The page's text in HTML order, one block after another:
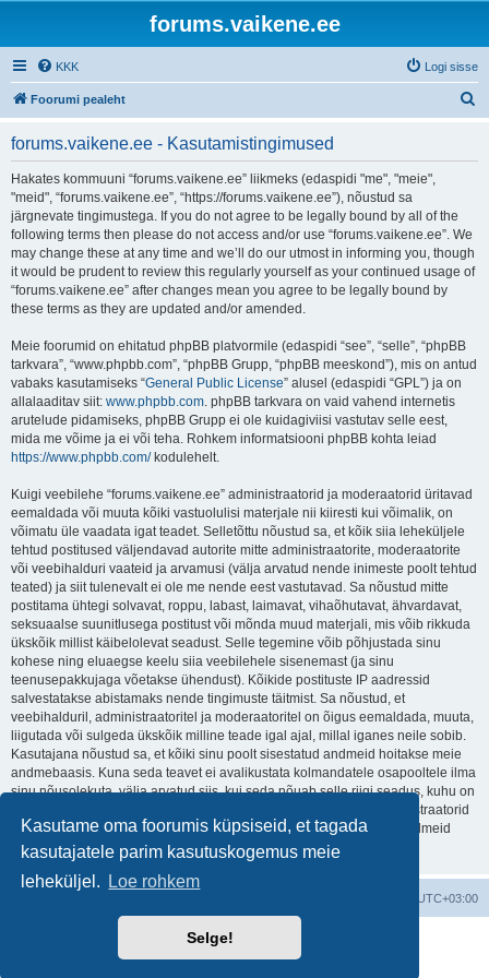
Kasutame oma foorumis küpsiseid, et tagada
kasutajatele parim kasutuskogemus meie
leheküljel.
Loe rohkem
Selge!
forums.vaikene.ee
KKK Logi sisse
Foorumi pealeht
forums.vaikene.ee - Kasutamistingimused
Hakates kommuuni “forums.vaikene.ee” liikmeks (edaspidi "me", "meie",
"meid", “forums.vaikene.ee”, “https://forums.vaikene.ee”), nõustud sa
järgnevate tingimustega. If you do not agree to be legally bound by all of the
following terms then please do not access and/or use “forums.vaikene.ee”. We
may change these at any time and we’ll do our utmost in informing you, though
it would be prudent to review this regularly yourself as your continued usage of
“forums.vaikene.ee” after changes mean you agree to be legally bound by
these terms as they are updated and/or amended.
Meie foorumid on ehitatud phpBB platvormile (edaspidi “see”, “selle”, “phpBB
tarkvara”, “www.phpbb.com”, “phpBB Grupp, “phpBB meeskond”), mis on antud
vabaks kasutamiseks “General Public License” alusel (edaspidi “GPL”) ja on
allalaaditav siit: www.phpbb.com. phpBB tarkvara on vaid vahend internetis
arutelude pidamiseks, phpBB Grupp ei ole kuidagiviisi vastutav selle eest,
mida me võime ja ei või teha. Rohkem informatsiooni phpBB kohta leiad
https://www.phpbb.com/kodulehelt.
Kuigi veebilehe “forums.vaikene.ee” administraatorid ja moderaatorid üritavad
eemaldada või muuta kõiki vastuolulisi materjale nii kiiresti kui võimalik, on
võimatu üle vaadata igat teadet. Selletõttu nõustud sa, et kõik siia leheküljele
tehtud postitused väljendavad autorite mitte administraatorite, moderaatorite
või veebihalduri vaateid ja arvamusi (välja arvatud nende inimeste poolt tehtud
teated) ja siit tulenevalt ei ole me nende eest vastutavad. Sa nõustud mitte
postitama ühtegi solvavat, roppu, labast, laimavat, vihaõhutavat, ähvardavat,
seksuaalse suunitlusega postitust või mõnda muud materjali, mis võib rikkuda
ükskõik millist käibelolevat seadust. Selle tegemine võib põhjustada sinu
kohese ning eluaegse keelu siia veebilehele sisenemast (ja sinu
teenusepakkujaga võetakse ühendust). Kõikide postituste IP aadressid
salvestatakse abistamaks nende tingimuste täitmist. Sa nõustud, et
veebihalduril, administraatoritel ja moderaatoritel on õigus eemaldada, muuta,
liigutada või sulgeda ükskõik milline teade igal ajal, millal iganes neile sobib.
Kasutajana nõustud sa, et kõiki sinu poolt sisestatud andmeid hoitakse meie
andmebaasis. Kuna seda teavet ei avalikustata kolmandatele osapooltele ilma
sinu nõusolekuta, välja arvatud siis, kui seda nõuab selle riigi seadus, kuhu on
majutatud foorum, ei kanna “forums.vaikene.ee” veebihaldur, administraatorid
ega moderaatorid vastutust ühegi häkkimiskatse eest, mis võivad andmeid
ohustada.
UTC+03:00
phpBB® Forum Software © phpBB Limited
Estonian translation by phpBBestonia [Exabot] © 2008*-2020